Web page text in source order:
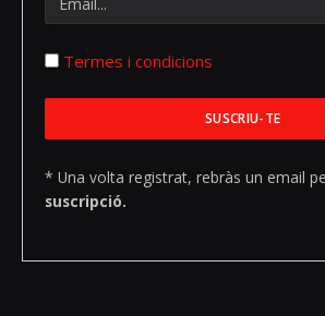
Termes i condicions
* Una volta registrat, rebràs un email
suscripció.